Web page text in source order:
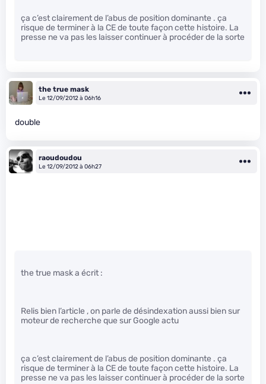
ça c’est clairement de l’abus de position dominante . ça
risque de terminer à la CE de toute façon cette histoire. La
presse ne va pas les laisser continuer à procéder de la sorte
the true mask
Le 12/09/2012 à 06h16
double
raoudoudou
Le 12/09/2012 à 06h27
the true mask a écrit :
Relis bien l’article , on parle de désindexation aussi bien sur
moteur de recherche que sur Google actu
ça c’est clairement de l’abus de position dominante . ça
risque de terminer à la CE de toute façon cette histoire. La
presse ne va pas les laisser continuer à procéder de la sorte